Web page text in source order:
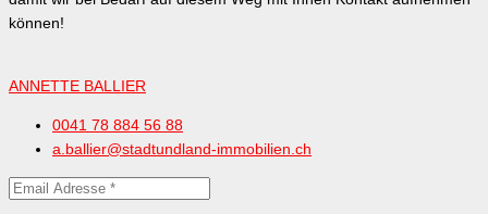
können!
ANNETTE BALLIER
0041 78 884 56 88
a.ballier@stadtundland-immobilien.ch